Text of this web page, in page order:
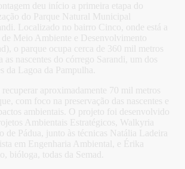
deu início a primeira etapa do
do Parque Natural Municipal
Localizado no bairro Cinco, onde está a
de Meio Ambiente e Desenvolvimento
o parque ocupa cerca de 360 mil metros
as nascentes do córrego Sarandi, um dos
da Lagoa da Pampulha.
aproximadamente 70 mil metros
com foco na preservação das nascentes e
ambientais. O projeto foi desenvolvido
Ambientais Estratégicos, Walkyria
de Pádua, junto às técnicas Natália Ladeira
em Engenharia Ambiental, e Érika
bióloga, todas da Semad.